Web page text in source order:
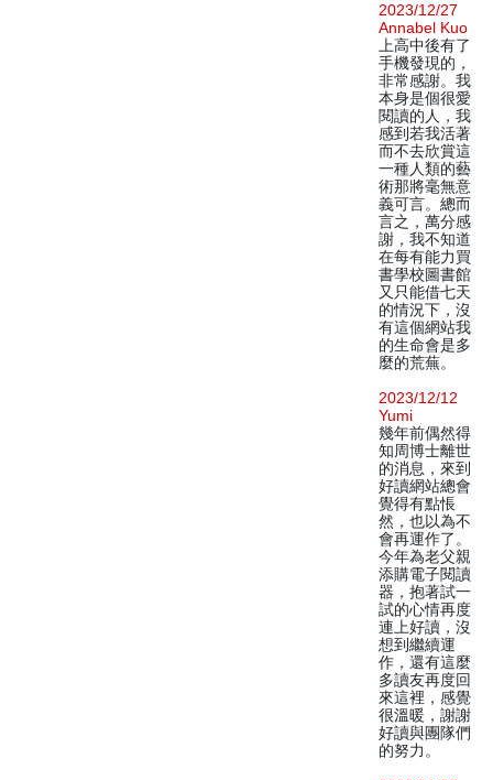
2023/12/27
Annabel Kuo
上高中後有了
手機發現的，
非常感謝。我
本身是個很愛
閱讀的人，我
感到若我活著
而不去欣賞這
一種人類的藝
術那將毫無意
義可言。總而
言之，萬分感
謝，我不知道
在每有能力買
書學校圖書館
又只能借七天
的情況下，沒
有這個網站我
的生命會是多
麼的荒蕪。
2023/12/12
Yumi
幾年前偶然得
知周博士離世
的消息，來到
好讀網站總會
覺得有點悵
然，也以為不
會再運作了。
今年為老父親
添購電子閱讀
器，抱著試一
試的心情再度
連上好讀，沒
想到繼續運
作，還有這麼
多讀友再度回
來這裡，感覺
很溫暖，謝謝
好讀與團隊們
的努力。